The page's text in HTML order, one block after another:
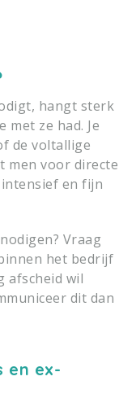
hangt sterk
met ze had. Je
de voltallige
men voor directe
intensief en fijn
Vraag
het bedrijf
afscheid wil
dit dan
en ex-